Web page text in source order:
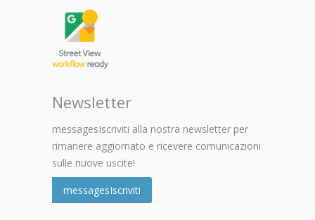
Newsletter
messagesIscriviti alla nostra newsletter per
rimanere aggiornato e ricevere comunicazioni
sulle nuove uscite!
messagesIscriviti